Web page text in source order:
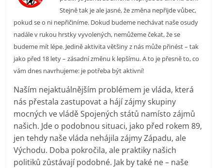
prospívá?
Stejně tak je ale jasné, že změna nepřijde vůbec,
pokud se o ni nepřičiníme. Dokud budeme nechávat naše osudy
nadále v rukou hrstky vyvolených, nemůžeme čekat, že se
budeme mít lépe. Jedině aktivita většiny z nás může přinést – tak
jako před 18 lety – zásadní změnu k lepšímu. A to je přesně to, co
vám dnes navrhujeme: je potřeba být aktivní!
Naším nejaktuálnějším problémem je vláda, která
nás přestala zastupovat a hájí zájmy skupiny
mocných ve vládě Spojených států namísto zájmů
našich. Jde o podobnou situaci, jako před rokem 89,
jen tehdy naše vláda nehájila zájmy Západu, ale
Východu. Doba pokročila, ale praktiky našich
politiků zůstávají podobné. Jak by také ne – naše